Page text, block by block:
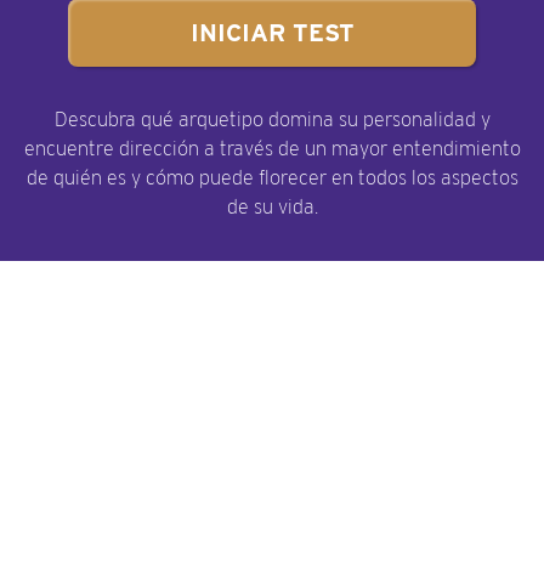
Descubra qué arquetipo domina su personalidad y
encuentre dirección a través de un mayor entendimiento
de quién es y cómo puede florecer en todos los aspectos
de su vida.
INICIAR TEST